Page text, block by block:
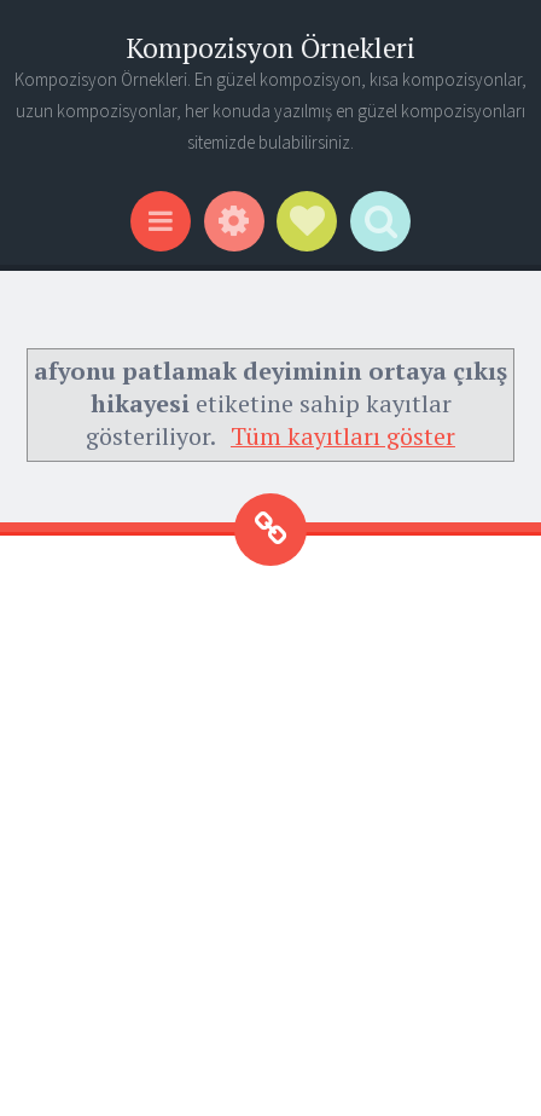
Kompozisyon Örnekleri
Kompozisyon Örnekleri. En güzel kompozisyon, kısa kompozisyonlar,
uzun kompozisyonlar, her konuda yazılmış en güzel kompozisyonları
sitemizde bulabilirsiniz.
Menu WidgetsSocial Links
Search
afyonu patlamak deyiminin ortaya çıkış
hikayesietiketine sahip kayıtlar
gösteriliyor. Tüm kayıtları göster